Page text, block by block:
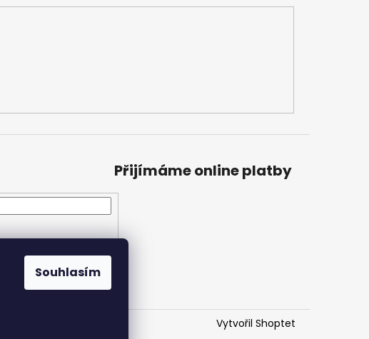
Souhlasím
Přijímáme online platby
Vytvořil Shoptet